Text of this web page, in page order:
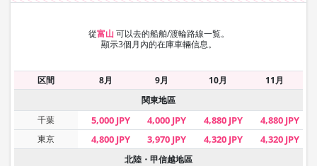
從富山 可以去的船舶/渡輪路線一覧。
顯示3個月內的在庫車輛信息。
区間 8月 9月 10月
11月
関東地區
千葉
5,000 JPY 4,000 JPY 4,880 JPY 4,880 JPY
東京 4,800 JPY 3,970 JPY 4,320 JPY 4,320 JPY
北陸・甲信越地區